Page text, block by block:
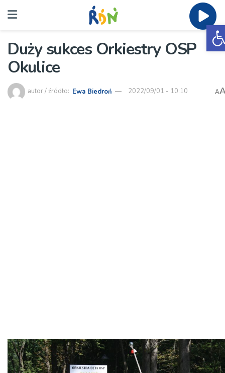
Duży sukces Orkiestry OSP
Okulice
autor / źródło: Ewa Biedroń 2022/09/01 - 10:10 A